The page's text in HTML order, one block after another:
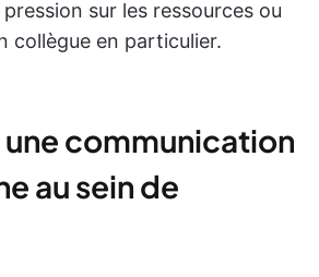
sur les ressources ou
collègue en particulier.
une communication
au sein de